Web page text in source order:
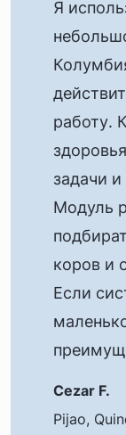
Я
работу.
задачи
Модуль
коров и
Если
Cezar F.
Pijao,